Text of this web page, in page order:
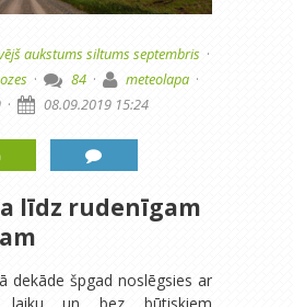
aukstums siltums septembris ·
· 84 · meteolapa ·
· 08.09.2019 15:24
līdz rudenīgam
dekāde špgad noslēgsies ar